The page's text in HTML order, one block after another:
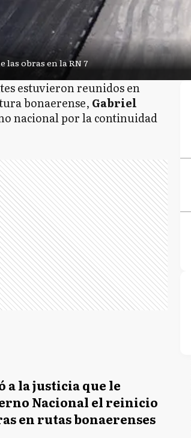
las obras en la RN 7
estuvieron reunidos en
bonaerense, Gabriel
nacional por la continuidad
a la justicia que le
Nacional el reinicio
en rutas bonaerenses